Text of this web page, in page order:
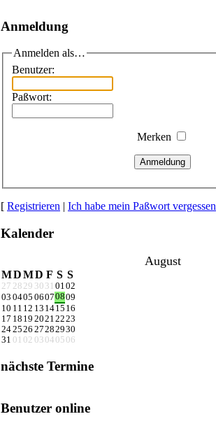
Anmeldung
Anmelden als…
Benutzer:
Paßwort:
Merken
Anmeldung
[ Registrieren | Ich habe mein Paßwort vergessen
Kalender
August
MDMD F S S
27 28 29 30 31 0102
03 0405 06070809
10 11 12 13 1415 16
17 18 19 20212223
242526 27282930
31 01 02 03 04 05 06
nächste Termine
Benutzer online